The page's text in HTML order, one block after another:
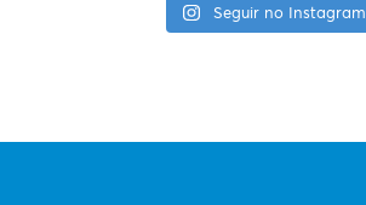
Seguir no Instagram